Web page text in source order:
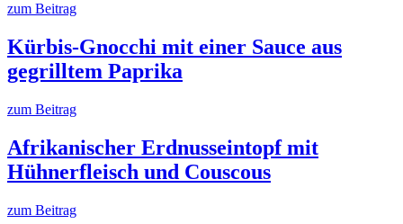
zum Beitrag
Kürbis-Gnocchi mit einer Sauce aus
gegrilltem Paprika
zum Beitrag
Afrikanischer Erdnusseintopf mit
Hühnerfleisch und Couscous
zum Beitrag